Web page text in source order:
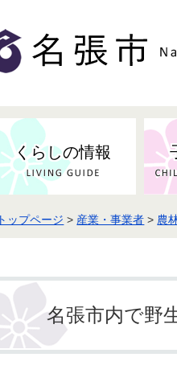
くらしの情報
トップページ > 産業・事業者 > 農
名張市内で野